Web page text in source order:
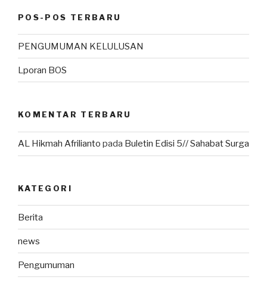
POS-POS TERBARU
PENGUMUMAN KELULUSAN
Lporan BOS
KOMENTAR TERBARU
AL Hikmah Afrilianto pada Buletin Edisi 5// Sahabat Surga
KATEGORI
Berita
news
Pengumuman